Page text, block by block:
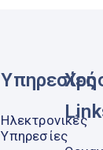
Υπηρεσίες
Ηλεκτρονικές
Υπηρεσίες